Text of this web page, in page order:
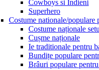
Cowboys si Indieni
Superhero
Costume nationale/populare
Costume naționale
Cușme naționale
Ie traditionale pentru
Bundițe populare
Brâuri populare